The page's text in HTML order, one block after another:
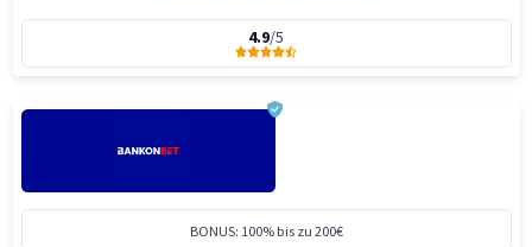
4.9/5
BONUS: 100% bis zu 200€